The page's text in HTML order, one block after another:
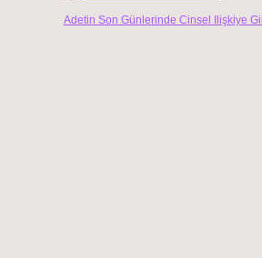
Adetin Son Günlerinde Cinsel Ilişkiye